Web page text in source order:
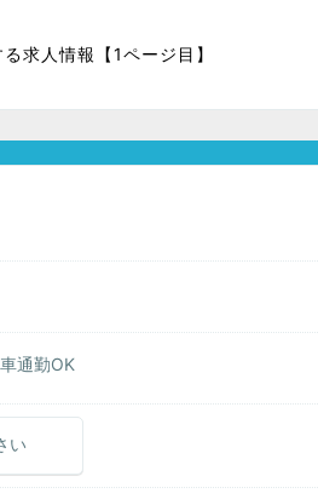
求人情報【1ページ目】
車通勤OK